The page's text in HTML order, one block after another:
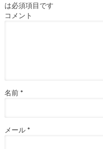
は必須項目です
コメント
名前 *
メール *